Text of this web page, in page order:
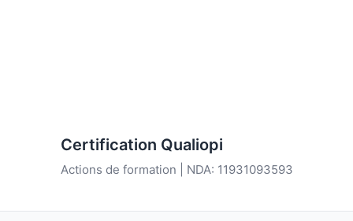
Certification Qualiopi
Actions de formation | NDA: 11931093593